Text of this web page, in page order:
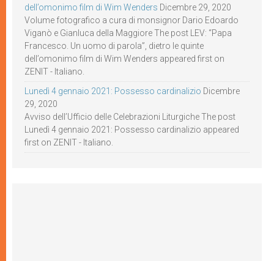
dell’omonimo film di Wim Wenders Dicembre 29, 2020
Volume fotografico a cura di monsignor Dario Edoardo
Viganò e Gianluca della Maggiore The post LEV: “Papa
Francesco. Un uomo di parola”, dietro le quinte
dell’omonimo film di Wim Wenders appeared first on
ZENIT - Italiano.
Lunedì 4 gennaio 2021: Possesso cardinalizio Dicembre
29, 2020
Avviso dell’Ufficio delle Celebrazioni Liturgiche The post
Lunedì 4 gennaio 2021: Possesso cardinalizio appeared
first on ZENIT - Italiano.